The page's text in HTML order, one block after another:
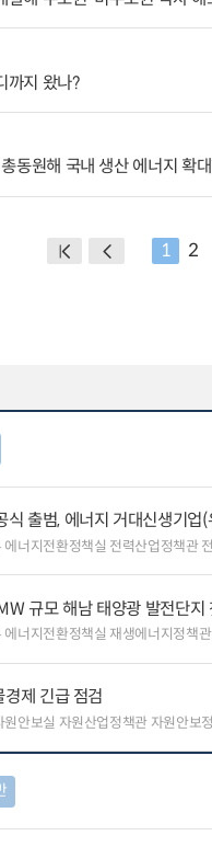
까지 왔나?
동원해 국내 생산 에너지 확
1 2
식 출범, 에너지 거대신생기업
에너지전환정책실 전력산업정책관
규모 해남 태양광 발전단지
에너지전환정책실 재생에너지정책
경제 긴급 점검
원안보실 자원산업정책관 자원안보